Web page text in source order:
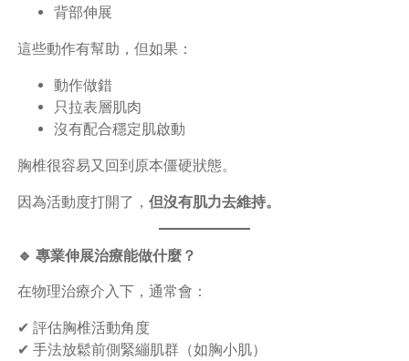
背部伸展
這些動作有幫助，但如果：
動作做錯
只拉表層肌肉
沒有配合穩定肌啟動
胸椎很容易又回到原本僵硬狀態。
因為活動度打開了， 但沒有肌力去維持。
🔹 專業伸展治療能做什麼？
在物理治療介入下，通常會：
✔ 評估胸椎活動角度
✔ 手法放鬆前側緊繃肌群（如胸小肌）